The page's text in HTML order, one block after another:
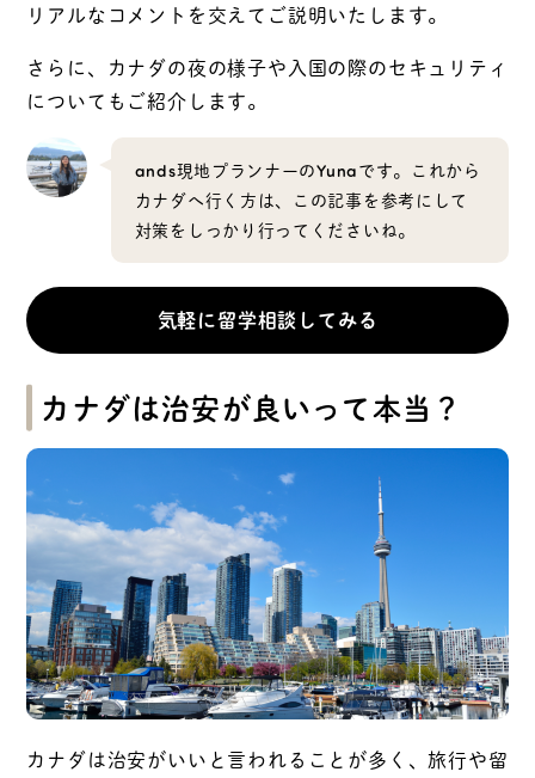
リアルなコメントを交えてご説明いたします。
さらに、カナダの夜の様子や入国の際のセキュリティ
についてもご紹介します。
ands現地プランナーのYunaです。これから
カナダへ行く方は、この記事を参考にして
対策をしっかり行ってくださいね。
気軽に留学相談してみる
カナダは治安が良いって本当？
カナダは治安がいいと言われることが多く、旅行や留